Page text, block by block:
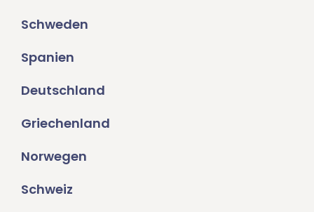
Schweden
Spanien
Deutschland
Griechenland
Norwegen
Schweiz